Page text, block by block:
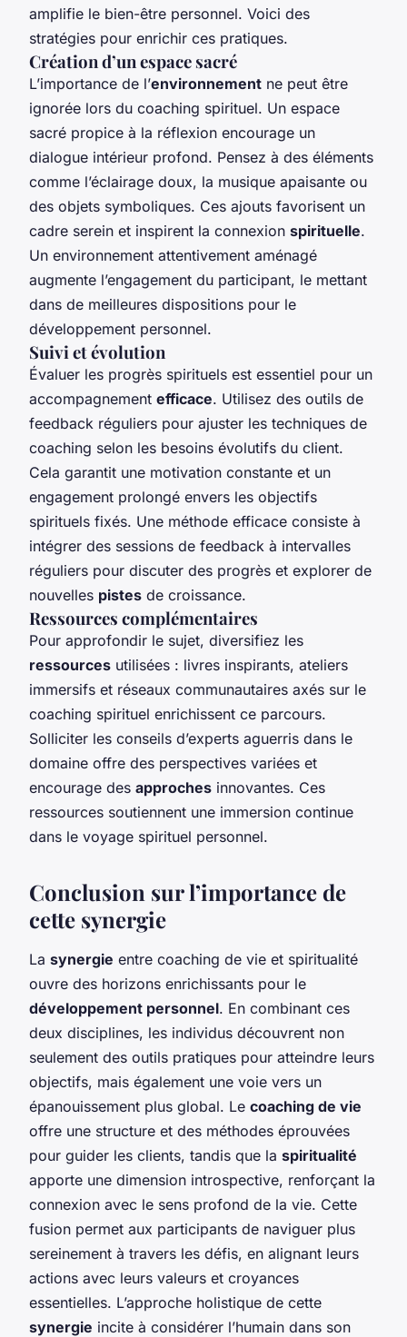
amplifie le bien-être personnel. Voici des
stratégies pour enrichir ces pratiques.
Création d’un espace sacré
L’importance de l’environnement ne peut être
ignorée lors du coaching spirituel. Un espace
sacré propice à la réflexion encourage un
dialogue intérieur profond. Pensez à des éléments
comme l’éclairage doux, la musique apaisante ou
des objets symboliques. Ces ajouts favorisent un
cadre serein et inspirent la connexion spirituelle.
Un environnement attentivement aménagé
augmente l’engagement du participant, le mettant
dans de meilleures dispositions pour le
développement personnel.
Suivi et évolution
Évaluer les progrès spirituels est essentiel pour un
accompagnement efficace. Utilisez des outils de
feedback réguliers pour ajuster les techniques de
coaching selon les besoins évolutifs du client.
Cela garantit une motivation constante et un
engagement prolongé envers les objectifs
spirituels fixés. Une méthode efficace consiste à
intégrer des sessions de feedback à intervalles
réguliers pour discuter des progrès et explorer de
nouvelles pistes de croissance.
Ressources complémentaires
Pour approfondir le sujet, diversifiez les
ressources utilisées : livres inspirants, ateliers
immersifs et réseaux communautaires axés sur le
coaching spirituel enrichissent ce parcours.
Solliciter les conseils d’experts aguerris dans le
domaine offre des perspectives variées et
encourage des approches innovantes. Ces
ressources soutiennent une immersion continue
dans le voyage spirituel personnel.
Conclusion sur l’importance de
cette synergie
La synergie entre coaching de vie et spiritualité
ouvre des horizons enrichissants pour le
développement personnel. En combinant ces
deux disciplines, les individus découvrent non
seulement des outils pratiques pour atteindre leurs
objectifs, mais également une voie vers un
épanouissement plus global. Le coaching de vie
offre une structure et des méthodes éprouvées
pour guider les clients, tandis que la spiritualité
apporte une dimension introspective, renforçant la
connexion avec le sens profond de la vie. Cette
fusion permet aux participants de naviguer plus
sereinement à travers les défis, en alignant leurs
actions avec leurs valeurs et croyances
essentielles. L’approche holistique de cette
synergie incite à considérer l’humain dans son